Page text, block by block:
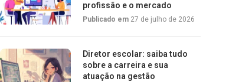
profissão e o mercado
Publicado em 27 de julho de 2026
Diretor escolar: saiba tudo
sobre a carreira e sua
atuação na gestão